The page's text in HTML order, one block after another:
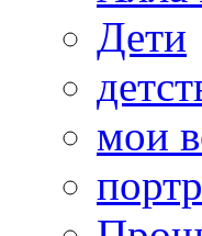
Дети
мои